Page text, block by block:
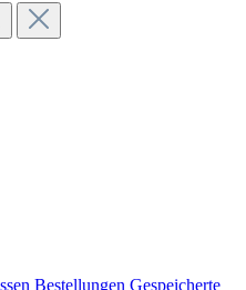
Bestellungen Gespeicherte